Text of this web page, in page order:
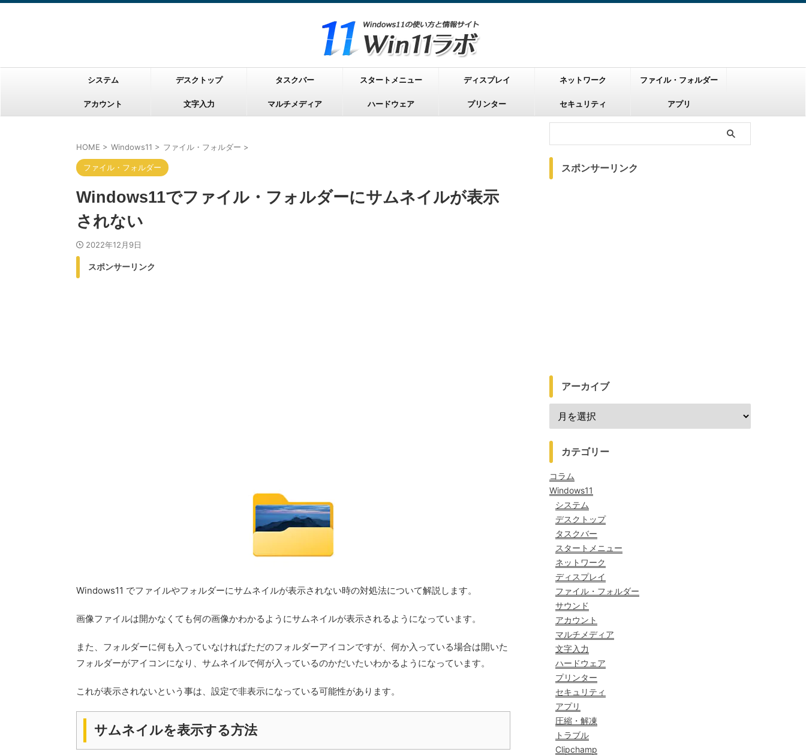
システム デスクトップ タスクバー スタートメニュー ディスプレイ ネットワーク ファイル・フォルダー
アカウント 文字入力 マルチメディア ハードウェア プリンター セキュリティ アプリ
HOME > Windows11 > ファイル・フォルダー >
ファイル・フォルダー
Windows11でファイル・フォルダーにサムネイルが表示
されない
2022年12月9日
スポンサーリンク
Windows11 でファイルやフォルダーにサムネイルが表示されない時の対処法について解説します。
画像ファイルは開かなくても何の画像かわかるようにサムネイルが表示されるようになっています。
また、フォルダーに何も入っていなければただのフォルダーアイコンですが、何か入っている場合は開いた
フォルダーがアイコンになり、サムネイルで何が入っているのかだいたいわかるようになっています。
これが表示されないという事は、設定で非表示になっている可能性があります。
サムネイルを表示する方法
スポンサーリンク
アーカイブ
カテゴリー
コラム
Windows11
システム
デスクトップ
タスクバー
スタートメニュー
ネットワーク
ディスプレイ
ファイル・フォルダー
サウンド
アカウント
マルチメディア
文字入力
ハードウェア
プリンター
セキュリティ
アプリ
圧縮・解凍
トラブル
Clipchamp